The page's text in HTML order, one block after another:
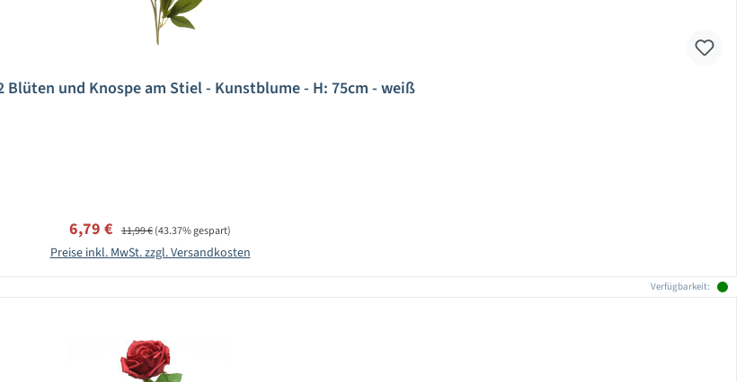
Blüten und Knospe am Stiel - Kunstblume - H: 75cm - weiß
Verkaufspreis:
6,79 € Regulärer Preis:
11,99 €(43.37% gespart)
Preise inkl. MwSt. zzgl. Versandkosten
Verfügbarkeit: